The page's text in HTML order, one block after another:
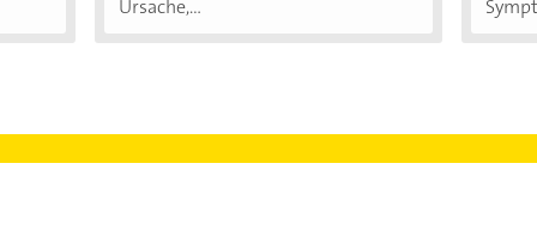
Ursache,...